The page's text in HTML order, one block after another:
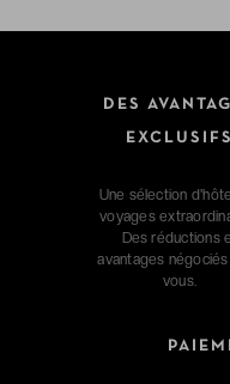
DES
EXCLUSIFS
Une sélection
voyages
Des réductions
avantages
vous.